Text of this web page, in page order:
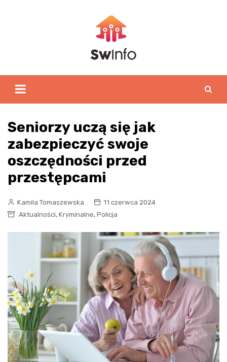
Seniorzy uczą się jak
zabezpieczyć swoje
oszczędności przed
przestępcami
Kamila Tomaszewska
11 czerwca 2024
Aktualności, Kryminalne, Policja